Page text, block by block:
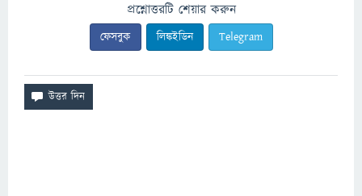
প্রশ্নোত্তরটি শেয়ার করুন
ফেসবুক লিঙ্কইডিন Telegram